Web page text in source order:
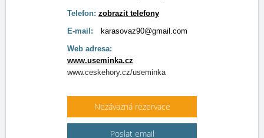
Telefon: zobrazit telefony
E-mail:
karasovaz90@gmail.com
Web adresa:
www.useminka.cz
www.ceskehory.cz/useminka
Nezávazná rezervace
Poslat email